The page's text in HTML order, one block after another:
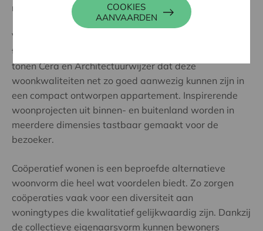
maatschappelijke en architecturale relevantie.
Veel licht, lucht, groen en ruimte: het zijn vaak de
troeven van een woning op eigen kavel.
tonen Cera en Architectuurwijzer dat deze
woonkwaliteiten net zo goed aanwezig kunnen zijn in
een compact ontworpen appartement. Inspirerende
woonprojecten uit binnen- en buitenland worden in
meerdere dimensies tastbaar gemaakt voor de
bezoeker.
Coöperatief wonen is een beproefde alternatieve
woonvorm die heel wat voordelen biedt. Zo zorgen
coöperaties vaak voor een diversiteit aan
woningtypes die kwalitatief gelijkwaardig zijn. Dankzij
de collectieve eigenaarsvorm kunnen bewoners
COOKIES
AANVAARDEN